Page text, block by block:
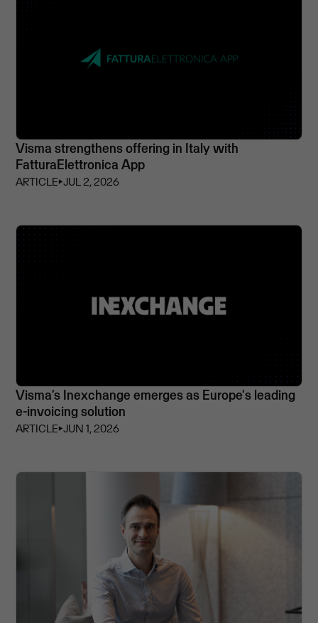
Visma strengthens offering in Italy with
FatturaElettronica App
ARTICLE⏵JUL 2, 2026
Visma’s Inexchange emerges as Europe's leading
e-invoicing solution
ARTICLE⏵JUN 1, 2026